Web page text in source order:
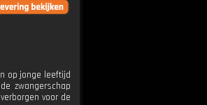
op jonge leeftijd
zwangerschap
voor de